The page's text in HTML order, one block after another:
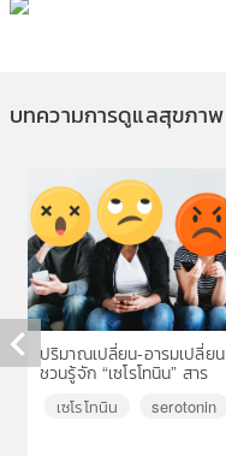
บทความการดูแลสุขภาพ
ปริมาณเปลี่ยน-อารมเปลี่ยน
ชวนรู้จัก “เซโรโทนิน” สาร
สำคัญในสมอง
เซโรโทนิน serotonin